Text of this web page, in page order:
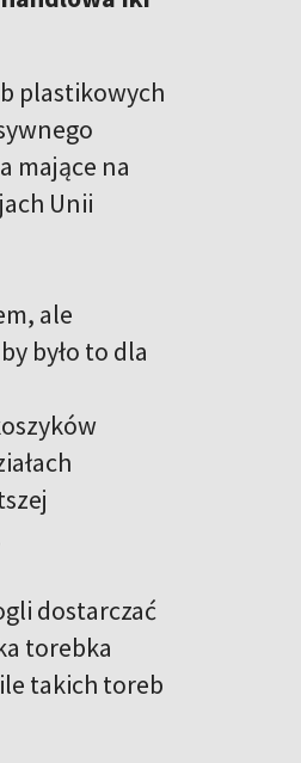
plastikowych
mające na
Unii
ale
było to dla
dostarczać
torebka
takich toreb